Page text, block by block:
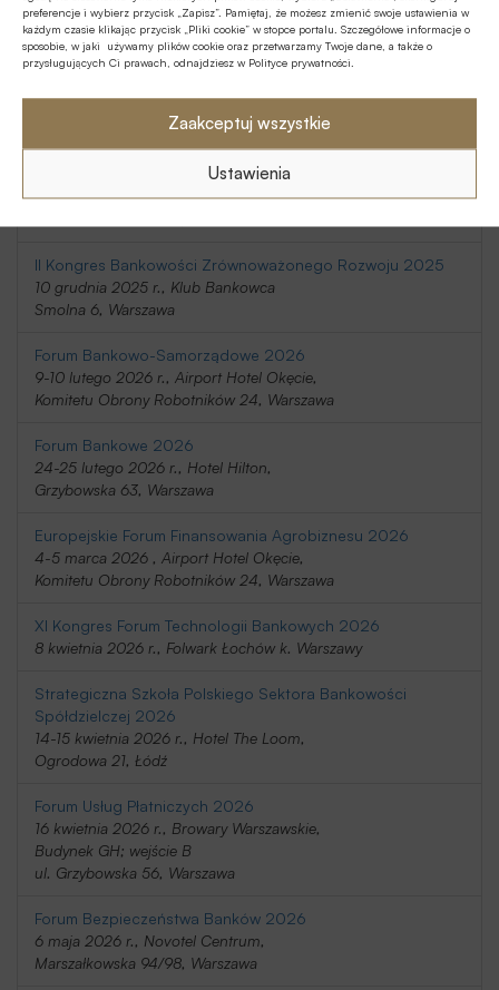
preferencje i wybierz przycisk „Zapisz”. Pamiętaj, że możesz zmienić swoje ustawienia w
każdym czasie klikając przycisk „Pliki cookie” w stopce portalu. Szczegółowe informacje o
sposobie, w jaki używamy plików cookie oraz przetwarzamy Twoje dane, a także o
przysługujących Ci prawach, odnajdziesz w Polityce prywatności.
Zaakceptuj wszystkie
Ustawienia
20-21 listopada 2025 r., Holiday Inn
Telimeny 1, Józefów
Belwederska 23, Warszawa
9 grudnia 2025 r., Novotel Centrum,
II Kongres Bankowości Zrównoważonego Rozwoju 2025
10 grudnia 2025 r., Klub Bankowca
Smolna 6, Warszawa
Forum Bankowo-Samorządowe 2026
9-10 lutego 2026 r., Airport Hotel Okęcie,
Komitetu Obrony Robotników 24, Warszawa
Forum Bankowe 2026
24-25 lutego 2026 r., Hotel Hilton,
Grzybowska 63, Warszawa
Europejskie Forum Finansowania Agrobiznesu 2026
4-5 marca 2026 , Airport Hotel Okęcie,
Komitetu Obrony Robotników 24, Warszawa
XI Kongres Forum Technologii Bankowych 2026
8 kwietnia 2026 r., Folwark Łochów k. Warszawy
Strategiczna Szkoła Polskiego Sektora Bankowości
Spółdzielczej 2026
14-15 kwietnia 2026 r., Hotel The Loom,
Ogrodowa 21, Łódź
Forum Usług Płatniczych 2026
16 kwietnia 2026 r., Browary Warszawskie,
Budynek GH; wejście B
ul. Grzybowska 56, Warszawa
Forum Bezpieczeństwa Banków 2026
6 maja 2026 r., Novotel Centrum,
Marszałkowska 94/98, Warszawa